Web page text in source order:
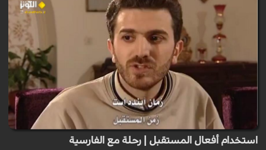
استخدام أفعال المستقبل | رحلة مع الفارسية